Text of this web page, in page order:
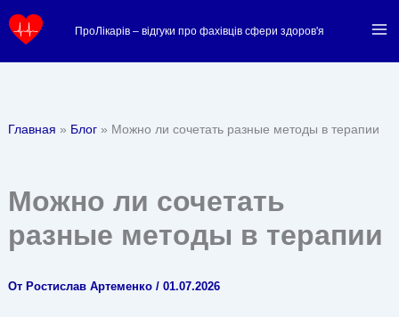
ПроЛікарів – відгуки про фахівців сфери здоров'я
Главная Блог Можно ли сочетать разные методы в терапии
Можно ли сочетать
разные методы в терапии
От Ростислав Артеменко / 01.07.2026